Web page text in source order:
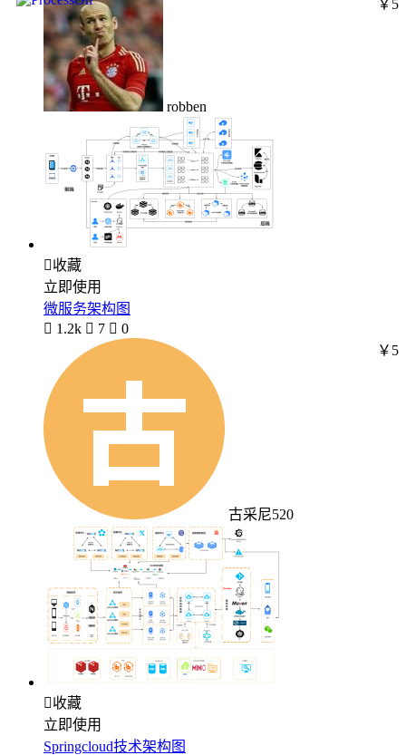
robben
￥5
收藏
立即使用
微服务架构图
 1.2k  7  0
古采尼520
￥5
收藏
立即使用
Springcloud技术架构图